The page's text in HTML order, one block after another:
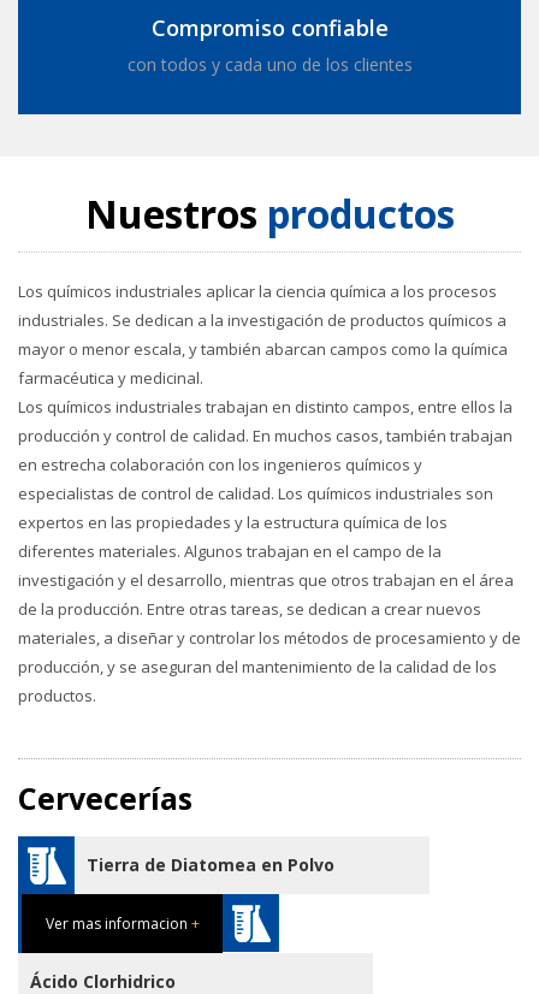
Compromiso confiable
con todos y cada uno de los clientes
Nuestros productos
Los químicos industriales aplicar la ciencia química a los procesos
industriales. Se dedican a la investigación de productos químicos a
mayor o menor escala, y también abarcan campos como la química
farmacéutica y medicinal.
Los químicos industriales trabajan en distinto campos, entre ellos la
producción y control de calidad. En muchos casos, también trabajan
en estrecha colaboración con los ingenieros químicos y
especialistas de control de calidad. Los químicos industriales son
expertos en las propiedades y la estructura química de los
diferentes materiales. Algunos trabajan en el campo de la
investigación y el desarrollo, mientras que otros trabajan en el área
de la producción. Entre otras tareas, se dedican a crear nuevos
materiales, a diseñar y controlar los métodos de procesamiento y de
producción, y se aseguran del mantenimiento de la calidad de los
productos.
Cervecerías
Tierra de Diatomea en Polvo
Ver mas informacion +
Ácido Clorhidrico